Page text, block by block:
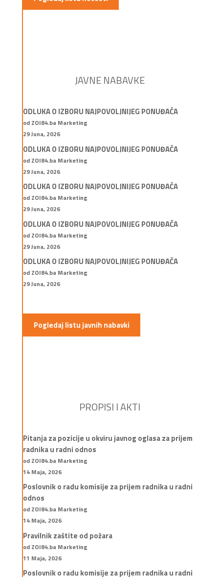
JAVNE NABAVKE
ODLUKA O IZBORU NAJPOVOLJNIJEG PONUĐAČA
od ZOI84.ba Marketing
29 Juna, 2026
ODLUKA O IZBORU NAJPOVOLJNIJEG PONUĐAČA
od ZOI84.ba Marketing
29 Juna, 2026
ODLUKA O IZBORU NAJPOVOLJNIJEG PONUĐAČA
od ZOI84.ba Marketing
29 Juna, 2026
ODLUKA O IZBORU NAJPOVOLJNIJEG PONUĐAČA
od ZOI84.ba Marketing
29 Juna, 2026
ODLUKA O IZBORU NAJPOVOLJNIJEG PONUĐAČA
od ZOI84.ba Marketing
29 Juna, 2026
Pogledaj listu javnih nabavki
PROPISI I AKTI
Pitanja za pozicije u okviru javnog oglasa za prijem
radnika u radni odnos
od ZOI84.ba Marketing
14 Maja, 2026
Poslovnik o radu komisije za prijem radnika u radni
odnos
od ZOI84.ba Marketing
14 Maja, 2026
Pravilnik zaštite od požara
od ZOI84.ba Marketing
11 Maja, 2026
Poslovnik o radu komisije za prijem radnika u radni